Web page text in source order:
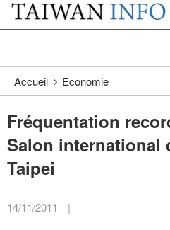
Passer au contenu principal
:::
Accueil Economie
Fréquentation
Salon international
Taipei
14/11/2011 |